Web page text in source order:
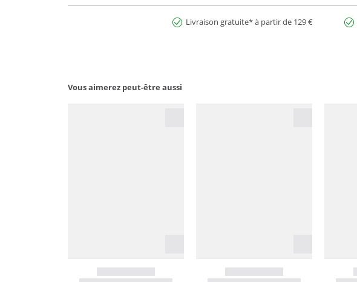
Livraison gratuite* à partir de 129 €
Vous aimerez peut-être aussi